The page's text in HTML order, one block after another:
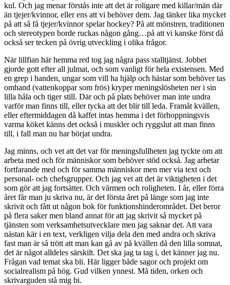
kul. Och jag menar förstås inte att det är roligare med killar/män där
än tjejer/kvinnor, eller ens att vi behöver dem. Jag tänker lika mycket
på att så få tjejer/kvinnor spelar hockey? På att mönstren, traditionen
och stereotypen borde ruckas någon gång…på att vi kanske först då
också ser tecken på övrig utveckling i olika frågor.
När lillfian här hemma red tog jag några pass stalltjänst. Jobbet
gjorde gott efter all julmat, och som vanligt för hela existensen. Med
en grep i handen, ungar som vill ha hjälp och hästar som behöver tas
omhand (vattenkoppar som frös) kryper meningslösheten ner i sin
lilla håla och tiger still. Där och på plats behöver man inte undra
varför man finns till, eller tycka att det blir till leda. Framåt kvällen,
eller eftermiddagen då kaffet intas hemma i det förhoppningsvis
varma köket känns det också i muskler och ryggslut att man finns
till, i fall man nu har börjat undra.
Jag minns, och vet att det var för meningsfullheten jag tyckte om att
arbeta med och för människor som behöver stöd också. Jag arbetar
fortfarande med och för samma människor men mer via text och
personal- och chefsgrupper. Och jag vet att det är viktigheten i det
som gör att jag fortsätter. Och värmen och roligheten. I år, eller förra
året får man ju skriva nu, är det första året på länge som jag inte
skrivit och fått ut någon bok för funktionshinderområdet. Det beror
på flera saker men bland annat för att jag skrivit så mycket på
tjänsten som verksamhetsutvecklare men jag saknar det. Att vara
nästan kär i en text, verkligen vilja dela den med andra och skriva
fast man är så trött att man kan gå av på kvällen då den lilla somnat,
det är något alldeles särskilt. Det ska jag ta tag i, det känner jag nu.
Frågan vad temat ska bli. Här ligger både sagor och projekt om
socialrealism på hög. Gud vilken ynnest. Må tiden, orken och
skrivarguden stå mig bi.